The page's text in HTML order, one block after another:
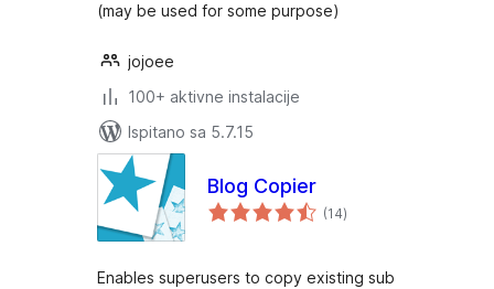
(may be used for some purpose)
jojoee
100+ aktivne instalacije
Ispitano sa 5.7.15
Blog Copier
(14ukupna
ocijena
)
Enables superusers to copy existing sub